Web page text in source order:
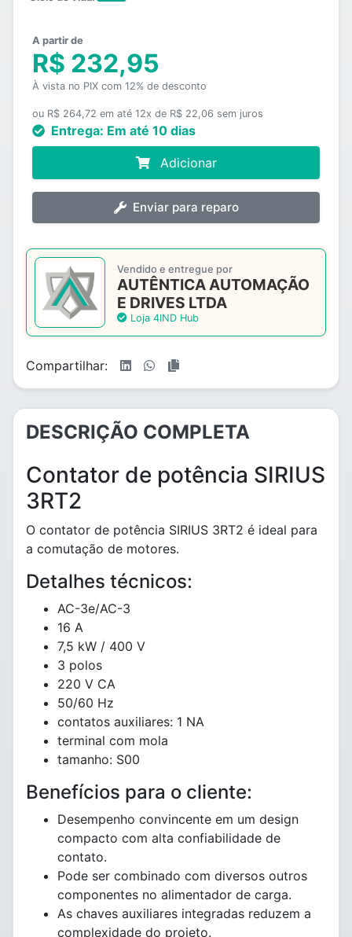
A partir de
R$ 232,95
À vista no PIX com 12% de desconto
ou R$ 264,72 em até 12x de R$ 22,06 sem juros
Entrega: Em até 10 dias
Adicionar
Enviar para reparo
Vendido e entregue por
AUTÊNTICA AUTOMAÇÃO
E DRIVES LTDA
Loja 4IND Hub
Compartilhar:
DESCRIÇÃO COMPLETA
Contator de potência SIRIUS
3RT2
O contator de potência SIRIUS 3RT2 é ideal para
a comutação de motores.
Detalhes técnicos:
AC-3e/AC-3
16 A
7,5 kW / 400 V
3 polos
220 V CA
50/60 Hz
contatos auxiliares: 1 NA
terminal com mola
tamanho: S00
Benefícios para o cliente:
Desempenho convincente em um design
compacto com alta confiabilidade de
contato.
Pode ser combinado com diversos outros
componentes no alimentador de carga.
As chaves auxiliares integradas reduzem a
complexidade do projeto.